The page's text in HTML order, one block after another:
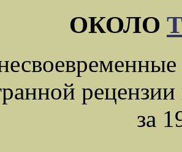
ОКОЛО
рецензии
за